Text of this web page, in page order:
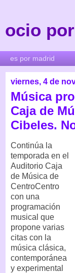
ocio
viernes, 4 de
Música
Caja de
Cibeles.
Continúa la
temporada en el
Auditorio Caja
de Música de
CentroCentro
con una
programación
musical que
propone varias
citas con la
música clásica,
contemporánea
y experimental